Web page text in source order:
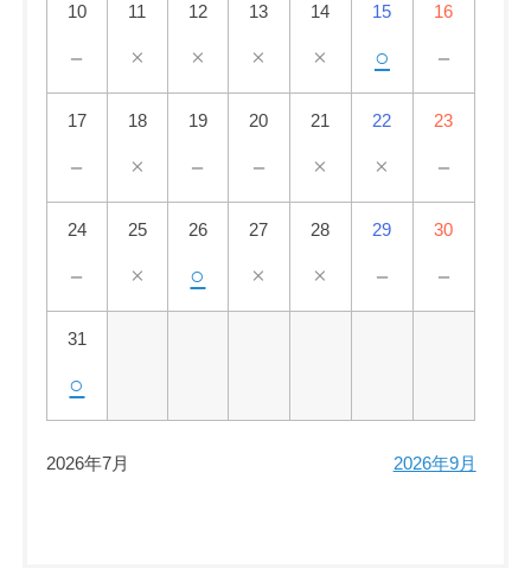
10
－
11
×
12
×
13
×
14
×
15
○
16
－
17
－
18
×
19
－
20
－
21
×
22
×
23
－
24
－
25
×
26
○
27
×
28
×
29
－
30
－
31
○
2026年7月 2026年9月